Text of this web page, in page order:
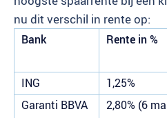
nu dit verschil in rente op:
Bank Rente in %
ING
1,25%
Garanti BBVA
2,80% (6